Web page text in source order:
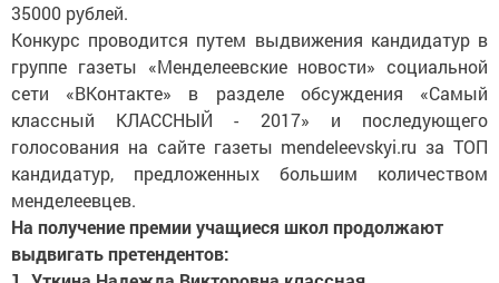
35000 рублей.
Конкурс проводится путем выдвижения кандидатур в
группе газеты «Менделеевские новости» социальной
сети «ВКонтакте» в разделе обсуждения «Самый
классный КЛАССНЫЙ - 2017» и последующего
голосования на сайте газеты mendeleevskyi.ru за ТОП
кандидатур, предложенных большим количеством
менделеевцев.
На получение премии учащиеся школ продолжают
выдвигать претендентов: